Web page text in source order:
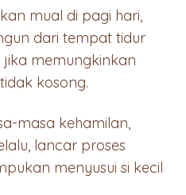
mual di pagi hari,
dari tempat tidur
memungkinkan
kosong.
masa kehamilan,
lancar proses
menyusui si kecil